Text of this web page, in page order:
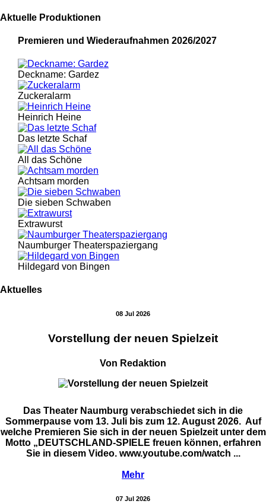
Aktuelle Produktionen
Premieren und Wiederaufnahmen 2026/2027
Deckname: Gardez
Zuckeralarm
Heinrich Heine
Das letzte Schaf
All das Schöne
Achtsam morden
Die sieben Schwaben
Extrawurst
Naumburger Theaterspaziergang
Hildegard von Bingen
Aktuelles
08 Jul 2026
Vorstellung der neuen Spielzeit
Von Redaktion
Das Theater Naumburg verabschiedet sich in die
Sommerpause vom 13. Juli bis zum 12. August 2026. Auf
welche Premieren Sie sich in der neuen Spielzeit unter dem
Motto „DEUTSCHLAND-SPIELE freuen können, erfahren
Sie in diesem Video. www.youtube.com/watch ...
Mehr
07 Jul 2026